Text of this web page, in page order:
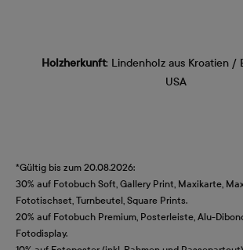
Holzherkunft: Lindenholz aus Kroatien /
USA
*Gültig bis zum 20.08.2026:
30% auf Fotobuch Soft, Gallery Print, Maxikarte,
Fototischset, Turnbeutel, Square Prints.
20% auf Fotobuch Premium, Posterleiste, Alu-
Fotodisplay.